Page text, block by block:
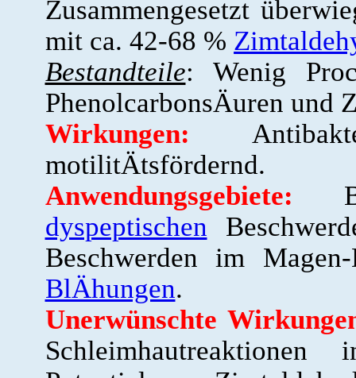
Zusammengesetzt
mit ca. 42-68 %
Bestandteile: Wenig
PhenolcarbonsÄuren und
Wirkungen:
motilitÄtsfördernd.
Anwendungsgebiete:
dyspeptischen
Beschwerden im
BlÄhungen.
Unerwünschte